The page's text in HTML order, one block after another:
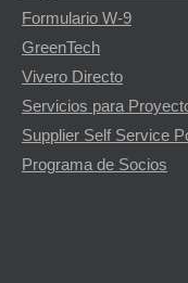
Formulario W-9
GreenTech
Vivero Directo
Servicios para
Supplier Self Service
Programa de Socios